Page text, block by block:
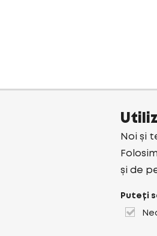
Noi și
și de
Puteți